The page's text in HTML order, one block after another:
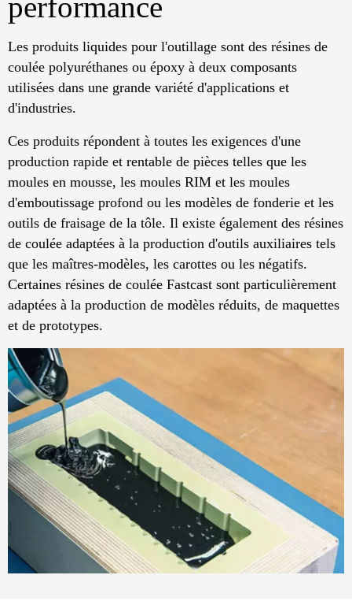
Les produits liquides pour l'outillage sont des résines de
coulée polyuréthanes ou époxy à deux composants
utilisées dans une grande variété d'applications et
d'industries.
Ces produits répondent à toutes les exigences d'une
production rapide et rentable de pièces telles que les
moules en mousse, les moules RIM et les moules
d'emboutissage profond ou les modèles de fonderie et les
outils de fraisage de la tôle. Il existe également des résines
de coulée adaptées à la production d'outils auxiliaires tels
que les maîtres-modèles, les carottes ou les négatifs.
Certaines résines de coulée Fastcast sont particulièrement
adaptées à la production de modèles réduits, de maquettes
et de prototypes.